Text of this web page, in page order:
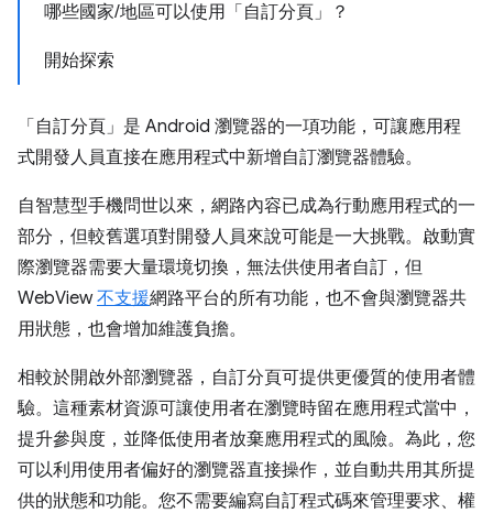
哪些國家/地區可以使用「自訂分頁」？
開始探索
「自訂分頁」是 Android 瀏覽器的一項功能，可讓應用程
式開發人員直接在應用程式中新增自訂瀏覽器體驗。
自智慧型手機問世以來，網路內容已成為行動應用程式的一
部分，但較舊選項對開發人員來說可能是一大挑戰。啟動實
際瀏覽器需要大量環境切換，無法供使用者自訂，但
WebView不支援網路平台的所有功能，也不會與瀏覽器共
用狀態，也會增加維護負擔。
相較於開啟外部瀏覽器，自訂分頁可提供更優質的使用者體
驗。這種素材資源可讓使用者在瀏覽時留在應用程式當中，
提升參與度，並降低使用者放棄應用程式的風險。為此，您
可以利用使用者偏好的瀏覽器直接操作，並自動共用其所提
供的狀態和功能。您不需要編寫自訂程式碼來管理要求、權